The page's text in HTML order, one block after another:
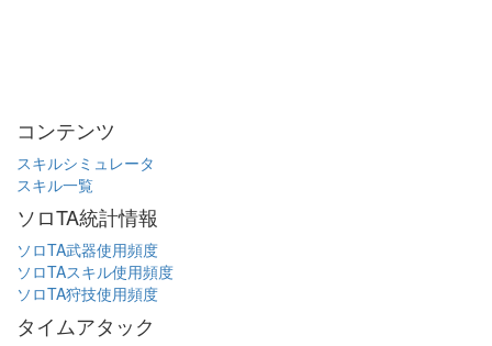
コンテンツ
スキルシミュレータ
スキル一覧
ソロTA統計情報
ソロTA武器使用頻度
ソロTAスキル使用頻度
ソロTA狩技使用頻度
タイムアタック